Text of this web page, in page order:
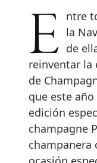
Entre todas las colaboraciones que la
de
reinventar la
de
que este
edición
champagne
champanera